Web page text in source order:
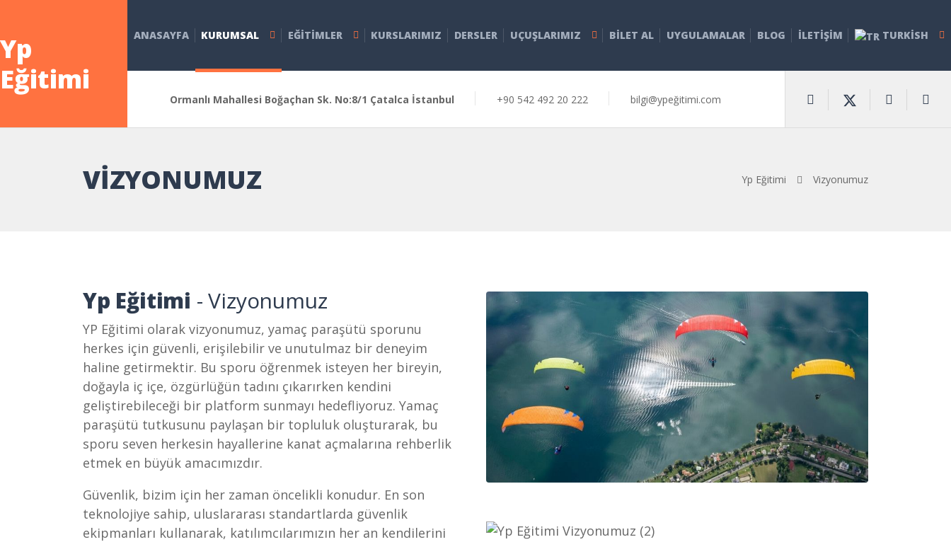
Yp
Eğitimi
ANASAYFA KURUMSAL EĞITIMLER KURSLARIMIZ DERSLER UÇUŞLARIMIZ BILET AL UYGULAMALAR BLOG İLETIŞIM TURKISH
Ormanlı Mahallesi Boğaçhan Sk. No:8/1 Çatalca İstanbul +90 542 492 20 222 bilgi@ypeğitimi.com
VIZYONUMUZ Yp Eğitimi Vizyonumuz
Yp Eğitimi - Vizyonumuz
YP Eğitimi olarak vizyonumuz, yamaç paraşütü sporunu
herkes için güvenli, erişilebilir ve unutulmaz bir deneyim
haline getirmektir. Bu sporu öğrenmek isteyen her bireyin,
doğayla iç içe, özgürlüğün tadını çıkarırken kendini
geliştirebileceği bir platform sunmayı hedefliyoruz. Yamaç
paraşütü tutkusunu paylaşan bir topluluk oluşturarak, bu
sporu seven herkesin hayallerine kanat açmalarına rehberlik
etmek en büyük amacımızdır.
Güvenlik, bizim için her zaman öncelikli konudur. En son
teknolojiye sahip, uluslararası standartlarda güvenlik
ekipmanları kullanarak, katılımcılarımızın her an kendilerini